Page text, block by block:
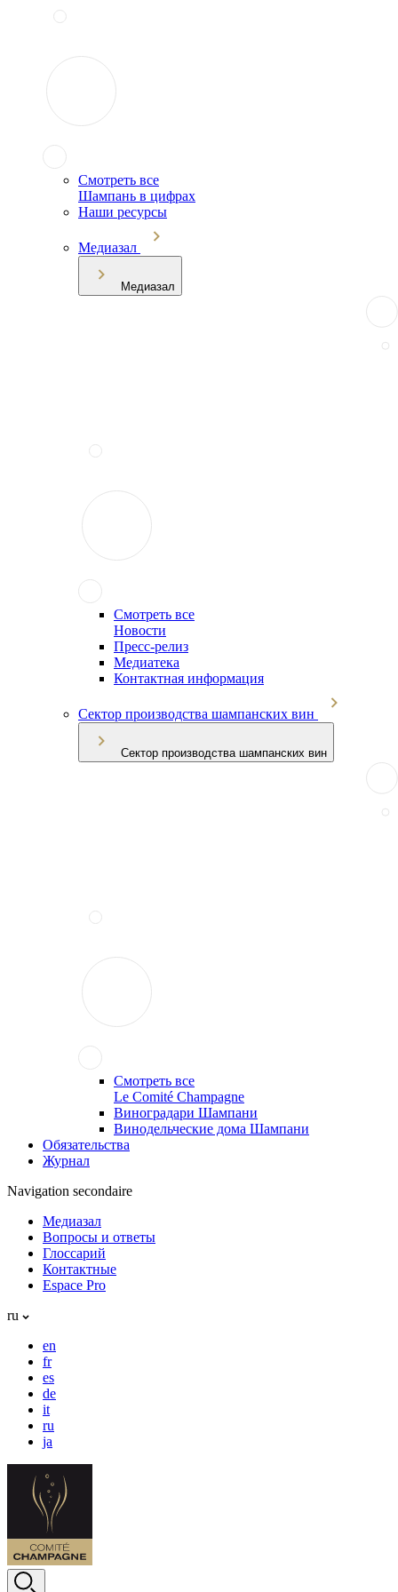
Смотреть все
Шампань в цифрах
Наши ресурсы
Медиазал
Медиазал
Смотреть все
Новости
Пресс-релиз
Медиатека
Контактная информация
Сектор производства шампанских вин
Сектор производства шампанских вин
Смотреть все
Le Comité Champagne
Виноградари Шампани
Винодельческие дома Шампани
Обязательства
Журнал
Navigation secondaire
Медиазал
Вопросы и ответы
Глоссарий
Контактные
Espace Pro
ru
en
fr
es
de
it
ru
ja